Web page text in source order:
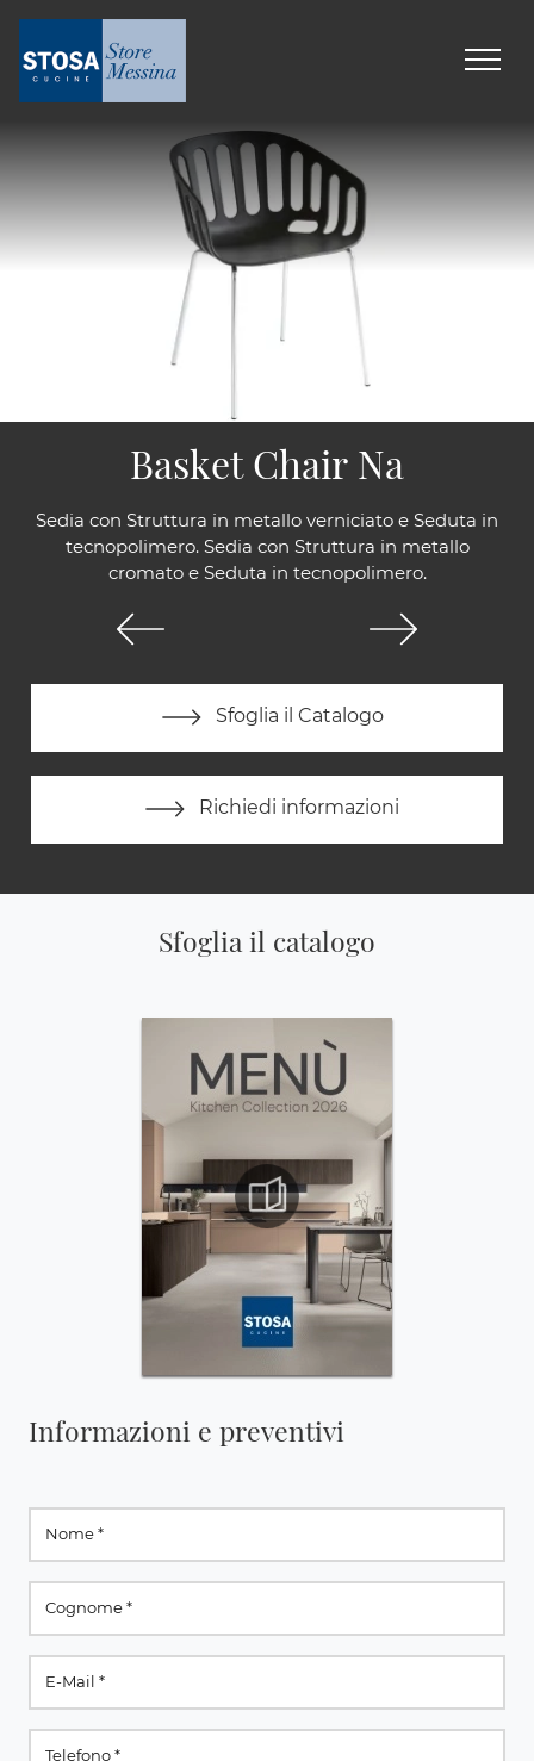
Sedia con Struttura in metallo verniciato e Seduta in
tecnopolimero. Sedia con Struttura in metallo
cromato e Seduta in tecnopolimero.
Sfoglia il Catalogo
Richiedi informazioni
Basket Chair Na
Sfoglia il catalogo
Informazioni e preventivi